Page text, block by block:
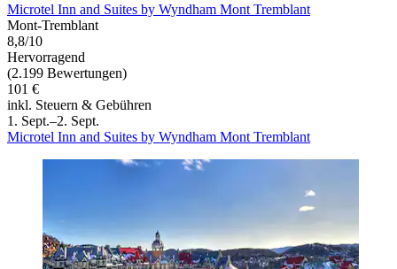
Microtel Inn and Suites by Wyndham Mont Tremblant
Mont-Tremblant
8,8/10
Hervorragend
(2.199 Bewertungen)
101 €
inkl. Steuern & Gebühren
1. Sept.–2. Sept.
Microtel Inn and Suites by Wyndham Mont Tremblant